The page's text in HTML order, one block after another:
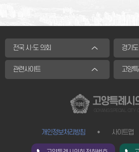
전국 시·도 의회 경기
관련사이트 고양특
고양특례시
GOYANG SPECIAL CITY
개인정보처리방침 사이트맵